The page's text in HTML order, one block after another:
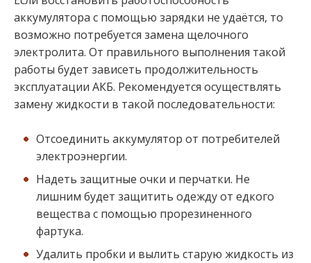
аккумулятора с помощью зарядки не удаётся, то
возможно потребуется замена щелочного
электролита. От правильного выполнения такой
работы будет зависеть продолжительность
эксплуатации АКБ. Рекомендуется осуществлять
замену жидкости в такой последовательности:
Отсоединить аккумулятор от потребителей
электроэнергии.
Надеть защитные очки и перчатки. Не
лишним будет защитить одежду от едкого
вещества с помощью прорезиненного
фартука.
Удалить пробки и вылить старую жидкость из